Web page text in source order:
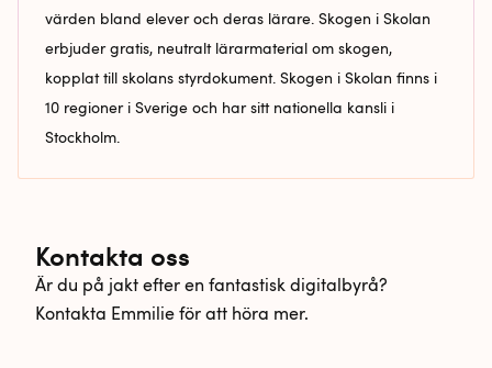
värden bland elever och deras lärare. Skogen i Skolan
erbjuder gratis, neutralt lärarmaterial om skogen,
kopplat till skolans styrdokument. Skogen i Skolan finns i
10 regioner i Sverige och har sitt nationella kansli i
Stockholm.
Kontakta oss
Är du på jakt efter en fantastisk digitalbyrå?
Kontakta Emmilie för att höra mer.